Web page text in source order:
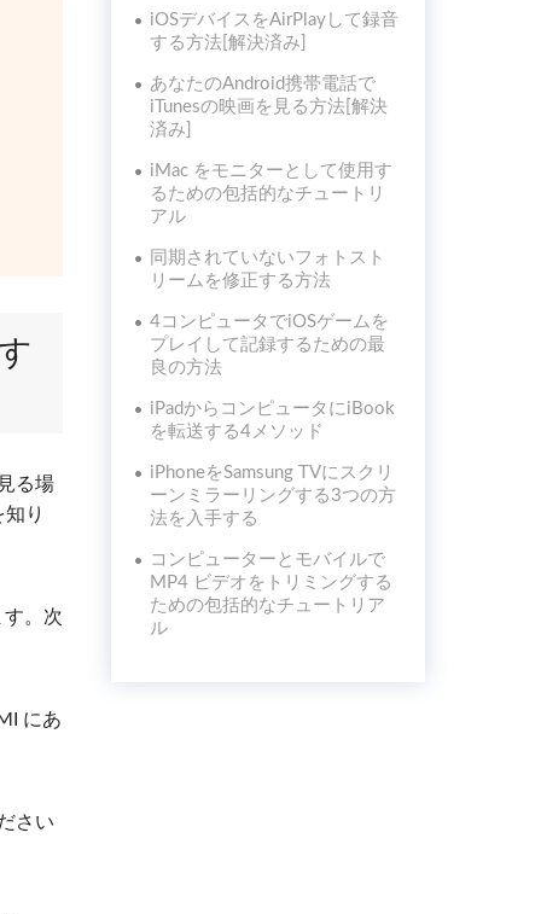
る場
り
。次
にあ
さい
iOSデバイスをAirPlayして録音
する方法[解決済み]
あなたのAndroid携帯電話で
iTunesの映画を見る方法[解決
済み]
iMac をモニターとして使用す
るための包括的なチュートリ
アル
同期されていないフォトスト
リームを修正する方法
4コンピュータでiOSゲームを
プレイして記録するための最
良の方法
iPadからコンピュータにiBook
を転送する4メソッド
iPhoneをSamsung TVにスクリ
ーンミラーリングする3つの方
法を入手する
コンピューターとモバイルで
MP4 ビデオをトリミングする
ための包括的なチュートリア
ル